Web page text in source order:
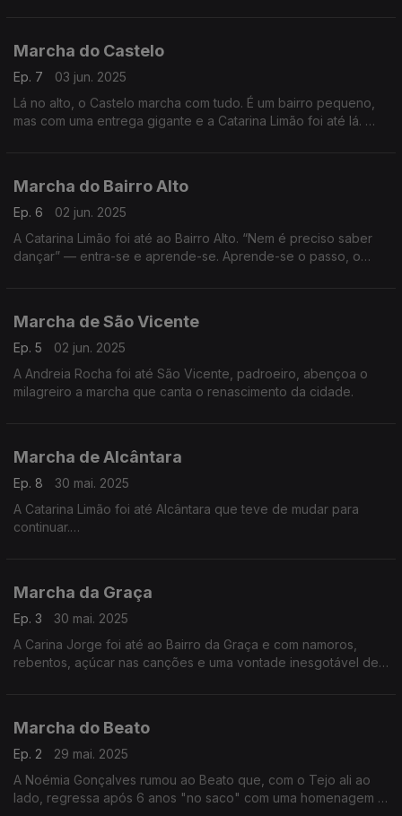
Marcha do Castelo
Ep. 7
03 jun. 2025
Lá no alto, o Castelo marcha com tudo. É um bairro pequeno,
mas com uma entrega gigante e a Catarina Limão foi até lá.
Marcha do Bairro Alto
Ep. 6
02 jun. 2025
A Catarina Limão foi até ao Bairro Alto. “Nem é preciso saber
dançar” — entra-se e aprende-se. Aprende-se o passo, o
Marcha de São Vicente
Ep. 5
02 jun. 2025
A Andreia Rocha foi até São Vicente, padroeiro, abençoa o
milagreiro a marcha que canta o renascimento da cidade.
Marcha de Alcântara
Ep. 8
30 mai. 2025
A Catarina Limão foi até Alcântara que teve de mudar para
continuar.
Marcha da Graça
Ep. 3
30 mai. 2025
A Carina Jorge foi até ao Bairro da Graça e com namoros,
rebentos, açúcar nas canções e uma vontade inesgotável de
Marcha do Beato
Ep. 2
29 mai. 2025
A Noémia Gonçalves rumou ao Beato que, com o Tejo ali ao
lado, regressa após 6 anos "no saco" com uma homenagem a